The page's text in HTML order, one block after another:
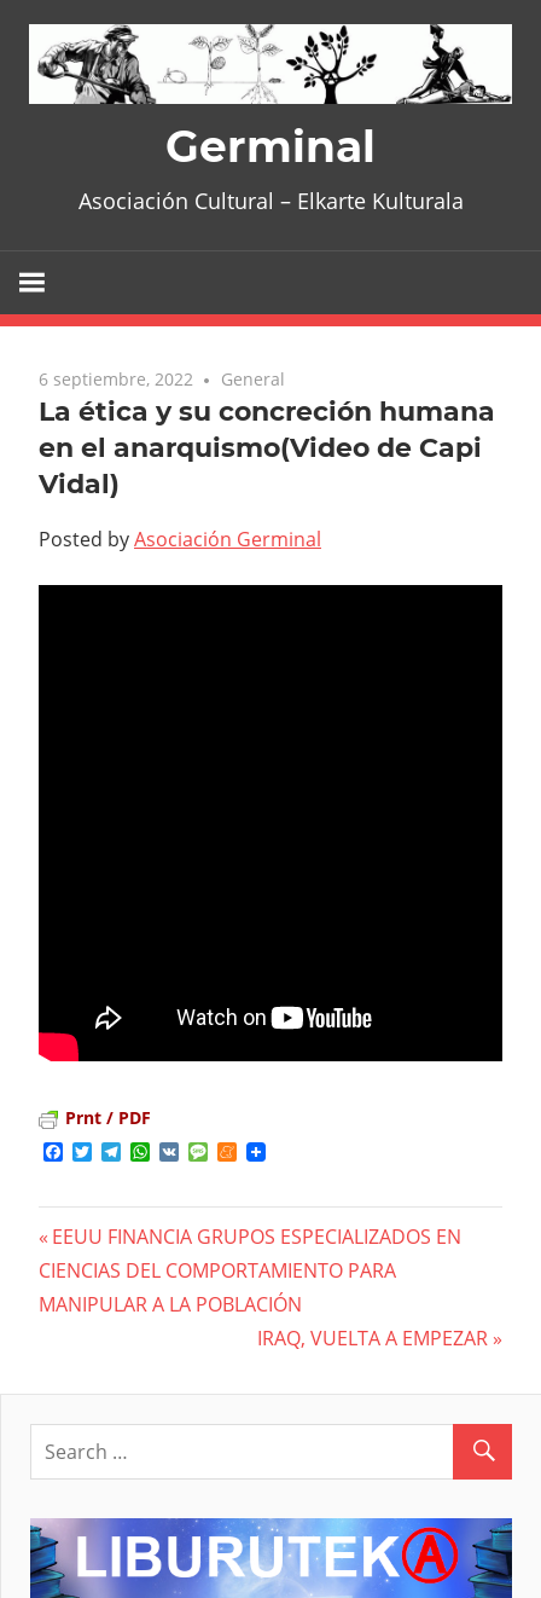
content
Germinal
Asociación Cultural – Elkarte Kulturala
6 septiembre, 2022 General
La ética y su concreción humana
en el anarquismo(Video de Capi
Vidal)
Posted byAsociación Germinal
Prnt / PDF
Facebook
TwitterTelegram
WhatsApp
VK MessageMeneame
Navegación
de
Previous
Post:
EEUU FINANCIA GRUPOS ESPECIALIZADOS EN
CIENCIAS DEL COMPORTAMIENTO PARA
MANIPULAR A LA POBLACIÓN
Next
IRAQ, VUELTA A EMPEZAR